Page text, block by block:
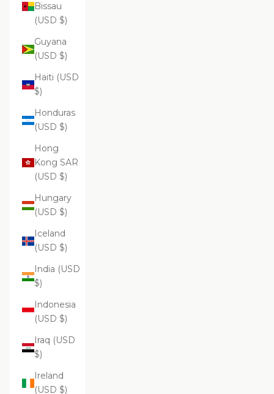
Bissau
(USD $)
Guyana
(USD $)
Haiti (USD
$)
Honduras
(USD $)
Hong
Kong SAR
(USD $)
Hungary
(USD $)
Iceland
(USD $)
India (USD
$)
Indonesia
(USD $)
Iraq (USD
$)
Ireland
(USD $)